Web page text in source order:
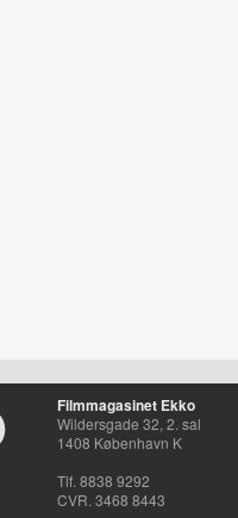
Filmmagasinet Ekko
Wildersgade 32, 2. sal
1408 København K
Tlf. 8838 9292
CVR. 3468 8443